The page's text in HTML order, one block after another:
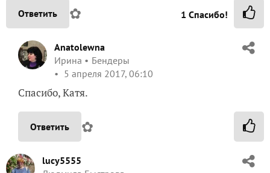
Ответить ✿ 1 Спасибо!
Anatolewna
Ирина
Бендеры
5 апреля 2017, 06:10
Спасибо, Катя.
Ответить ✿
lucy5555